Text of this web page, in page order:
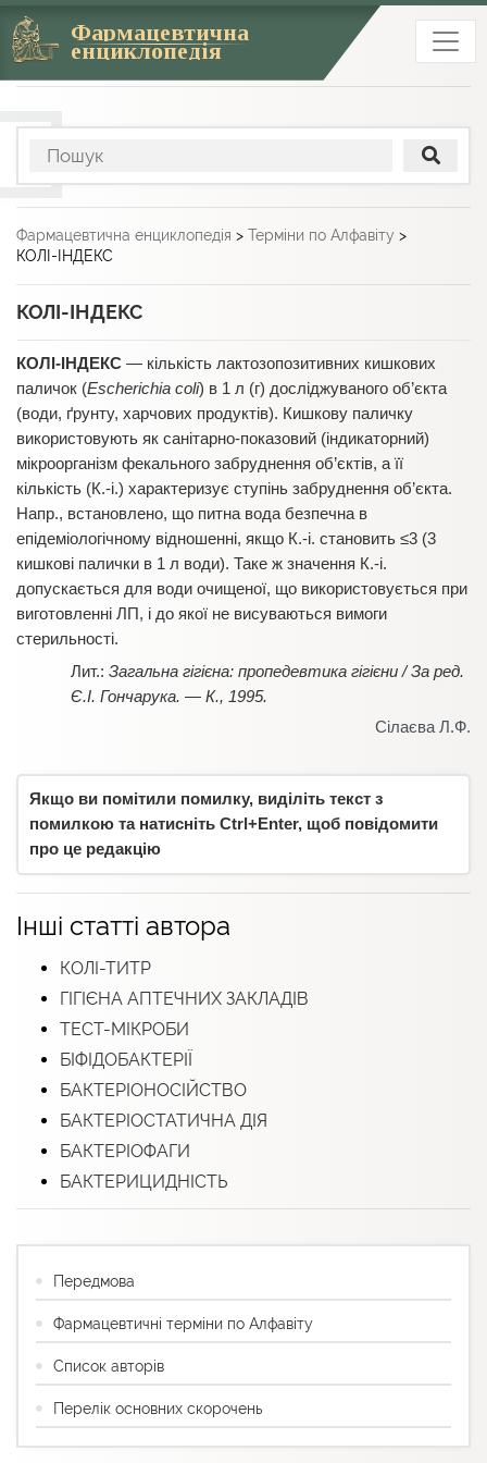
Фармацевтична
енциклопедія
Фармацевтична енциклопедія > Терміни по Алфавіту >
КОЛІ-ІНДЕКС
КОЛІ-ІНДЕКС
КОЛІ-ІНДЕКС — кількість лактозопозитивних кишкових
паличок (Escherichia coli) в 1 л (г) досліджуваного об’єкта
(води, ґрунту, харчових продуктів). Кишкову паличку
використовують як санітарно-показовий (індикаторний)
мікроорганізм фекального забруднення об’єктів, а її
кількість (К.-і.) характеризує ступінь забруднення об’єкта.
Напр., встановлено, що питна вода безпечна в
епідеміологічному відношенні, якщо К.-і. становить ≤3 (3
кишкові палички в 1 л води). Таке ж значення К.-і.
допускається для води очищеної, що використовується при
виготовленні ЛП, і до якої не висуваються вимоги
стерильності.
Загальна гігієна: пропедевтика гігієни / За ред.
Є.І. Гончарука. — К., 1995.
Сілаєва Л.Ф.
Якщо ви помітили помилку, виділіть текст з
помилкою та натисніть Ctrl+Enter, щоб повідомити
про це редакцію
Інші статті автора
КОЛІ-ТИТР
ГІГІЄНА АПТЕЧНИХ ЗАКЛАДІВ
ТЕСТ-МІКРОБИ
БІФІДОБАКТЕРІЇ
БАКТЕРІОНОСІЙСТВО
БАКТЕРІОСТАТИЧНА ДІЯ
БАКТЕРІОФАГИ
БАКТЕРИЦИДНІСТЬ
Передмова
Фармацевтичні терміни по Алфавіту
Список авторів
Перелік основних скорочень